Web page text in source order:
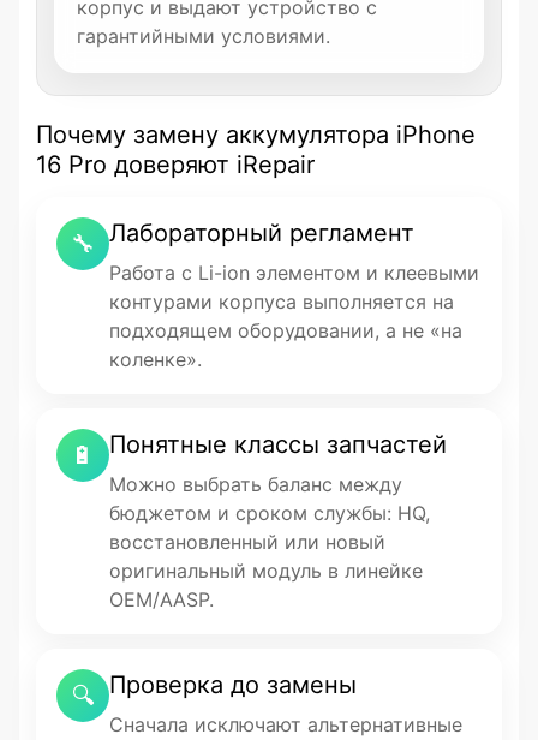
корпус и выдают устройство с
гарантийными условиями.
Почему замену аккумулятора iPhone
16 Pro доверяют iRepair
🔧 Лабораторный регламент
Работа с Li-ion элементом и клеевыми
контурами корпуса выполняется на
подходящем оборудовании, а не «на
коленке».
🔋 Понятные классы запчастей
Можно выбрать баланс между
бюджетом и сроком службы: HQ,
восстановленный или новый
оригинальный модуль в линейке
OEM/AASP.
🔍 Проверка до замены
Сначала исключают альтернативные